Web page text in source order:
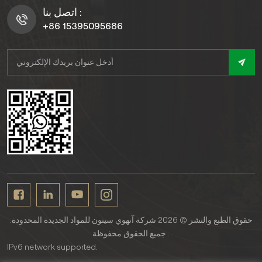
اتصل بنا :
+86 15395095686
حقوق الطبع والنشر © 2026 شركة آنهوي سينون للمواد الجديدة المحدودة.
IPv6 network supported.